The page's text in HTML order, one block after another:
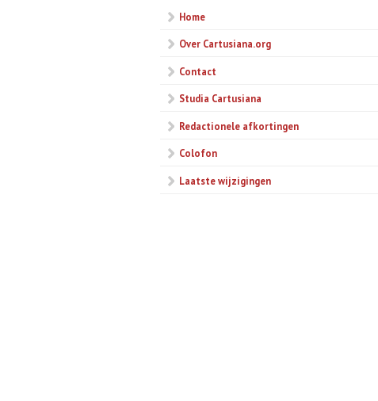
Home
Over Cartusiana.org
Contact
Studia Cartusiana
Redactionele afkortingen
Colofon
Laatste wijzigingen